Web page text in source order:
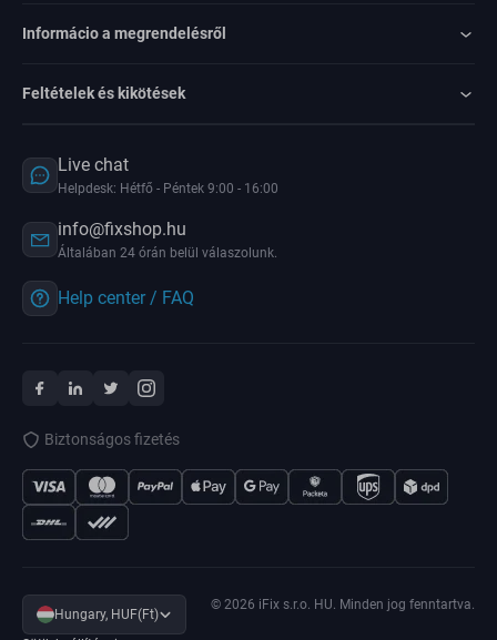
Informácio a megrendelésről
Feltételek és kikötések
Live chat
Helpdesk: Hétfő - Péntek 9:00 - 16:00
info@fixshop.hu
Általában 24 órán belül válaszolunk.
Help center / FAQ
Biztonságos fizetés
Hungary, HUF(Ft)
© 2026 iFix s.r.o. HU. Minden jog fenntartva.